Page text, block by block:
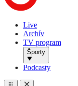
Live
Archív
TV program
Športy
Podcasty